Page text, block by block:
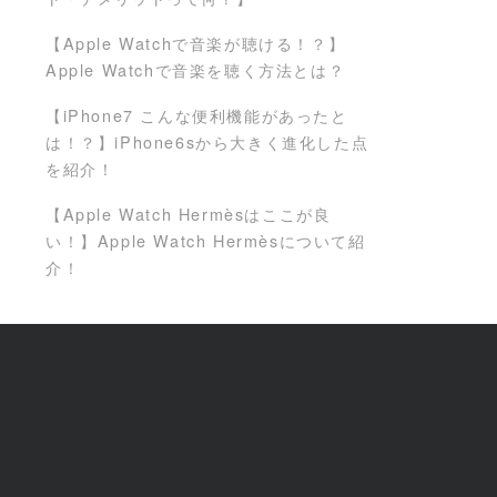
【Apple Watchで音楽が聴ける！？】
Apple Watchで音楽を聴く方法とは？
【iPhone7 こんな便利機能があったと
は！？】iPhone6sから大きく進化した点
を紹介！
【Apple Watch Hermèsはここが良
い！】Apple Watch Hermèsについて紹
介！